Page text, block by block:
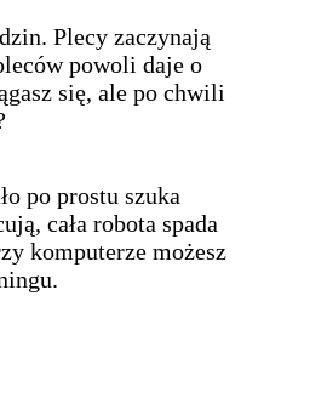
Plecy zaczynają
powoli daje o
się, ale po chwili
po prostu szuka
cała robota spada
komputerze możesz